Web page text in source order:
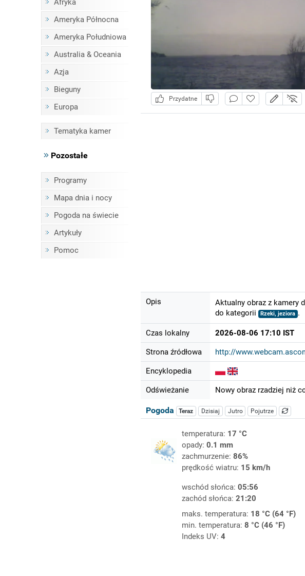
Afryka
Ameryka Północna
Ameryka Południowa
Australia & Oceania
Azja
Bieguny
Europa
Tematyka kamer
Pozostałe
Programy
Mapa dnia i nocy
Pogoda na świecie
Artykuły
Pomoc
Przydatne
Opis
Aktualny obraz z kamery
do kategorii
Rzeki, jeziora .
Czas lokalny 2026-08-06 17:10 IST
Strona źródłowa http://
Encyklopedia
Odświeżanie Nowy obraz rzadziej niż
Pogoda Teraz Dzisiaj Jutro Pojutrze
temperatura: 17 °C
opady: 0.1 mm
zachmurzenie: 86%
prędkość wiatru: 15 km/h
wschód słońca: 05:56
zachód słońca: 21:20
maks. temperatura: 18 °C (64 °F)
min. temperatura: 8 °C (46 °F)
Indeks UV: 4